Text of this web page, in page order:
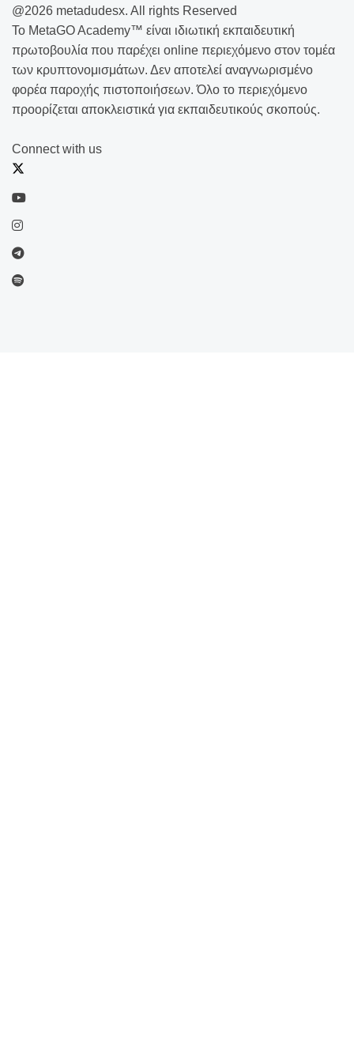
@2026 metadudesx. All rights Reserved
Το MetaGO Academy™ είναι ιδιωτική εκπαιδευτική
πρωτοβουλία που παρέχει online περιεχόμενο στον τομέα
των κρυπτονομισμάτων. Δεν αποτελεί αναγνωρισμένο
φορέα παροχής πιστοποιήσεων. Όλο το περιεχόμενο
προορίζεται αποκλειστικά για εκπαιδευτικούς σκοπούς.
Connect with us